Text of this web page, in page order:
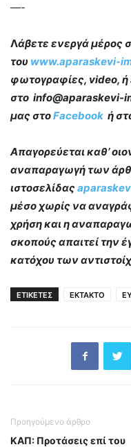
—-
Λάβετε ενεργά μέρος
του www.aparaskevi-
φωτογραφίες, video,
στο info@aparaskevi-
μας στοFacebook ή
Απαγορεύεται καθ’
αναπαραγωγή των
ιστοσελίδας
μέσο χωρίς να
χρήση και η
σκοπούς απαιτεί την
κατόχου των
ΕΤΙΚΕΤΕΣ ΕΚΤΑΚΤΟ
Προηγούμενο άρθρο
ΚΑΠ: Προτάσεις επί του